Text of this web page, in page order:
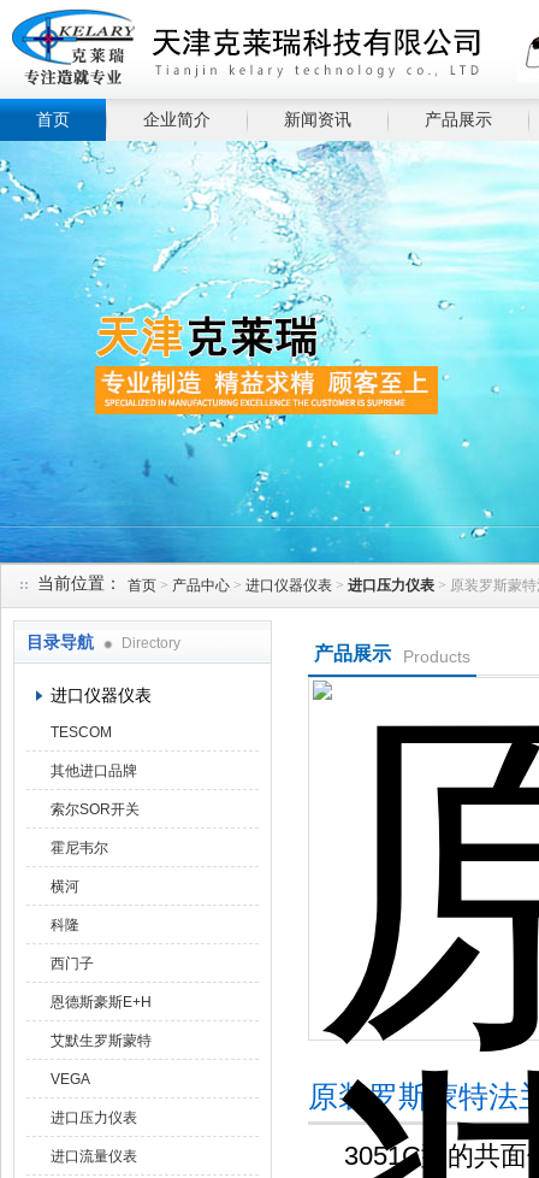
首页 企业简介 新闻资讯 产品展示
当前位置： 首页 > 产品中心 > 进口仪器仪表 > 进口压力仪表 > 原装罗斯蒙
目录导航 Directory
进口仪器仪表
TESCOM
其他进口品牌
索尔SOR开关
霍尼韦尔
横河
科隆
西门子
恩德斯豪斯E+H
艾默生罗斯蒙特
VEGA
进口压力仪表
进口流量仪表
产品展示 Products
原装罗斯蒙特法
3051C型的共面